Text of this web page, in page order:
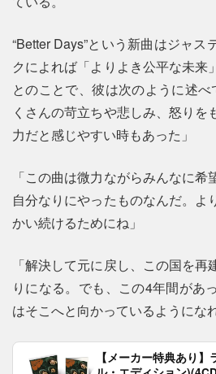
“Better Days”という新曲はジャス
クによれば「よりよき公平な未来
とのことで、彼は次のように述
くさんの苛立ちや悲しみ、怒りを
力だと感じやすい時もあった」
「この曲は微力ながらみんなに
自分なりにやったものなんだ。よ
かい続けるためにね」
「解決して元に戻し、この国を
りになる。でも、この4年間があ
はそこへと向かっているようにな
【メーカー特典あり